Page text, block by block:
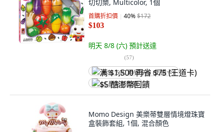
切切樂, Multicolor, 1個
首購折扣價 40%$172
$103
明天 8/8 (六) 預計送達
(57)
满 $1,500 再省 $75 (王道卡)
$5 酷澎幣回饋
Momo Design 美樂蒂雙層情境燈珠寶
盒裝飾套組, 1個, 混合顏色